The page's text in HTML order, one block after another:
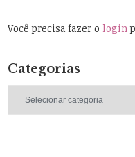
Você precisa fazer ologin
Categorias